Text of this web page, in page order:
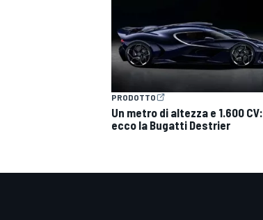
PRODOTTO
Un metro di altezza e 1.600 CV:
ecco la Bugatti Destrier